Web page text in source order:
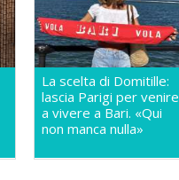
La scelta di Domitille:
lascia Parigi per venire
a vivere a Bari. «Qui
non manca nulla»